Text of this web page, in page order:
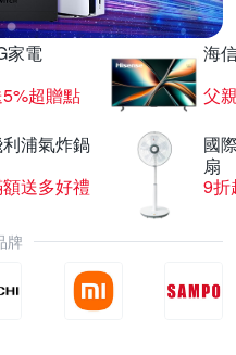
家電
超贈點
海
父
浦氣炸鍋
送多好禮
國
扇
9折
牌